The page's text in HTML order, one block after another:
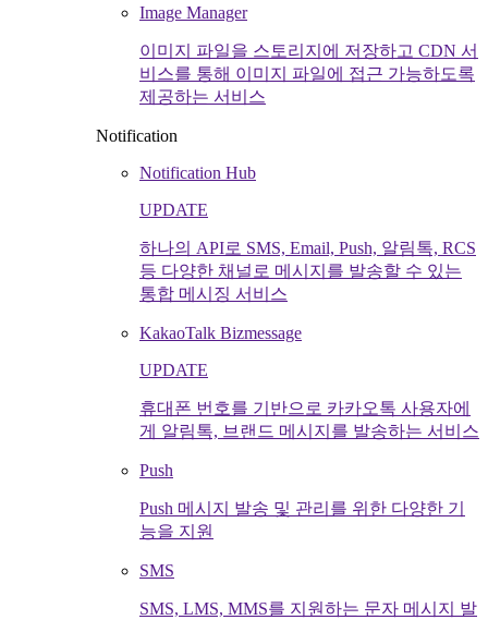
Image Manager
이미지 파일을 스토리지에 저장하고 CDN 서
비스를 통해 이미지 파일에 접근 가능하도록
제공하는 서비스
Notification
Notification Hub
UPDATE
하나의 API로 SMS, Email, Push, 알림톡, RCS
등 다양한 채널로 메시지를 발송할 수 있는
통합 메시징 서비스
KakaoTalk Bizmessage
UPDATE
휴대폰 번호를 기반으로 카카오톡 사용자에
게 알림톡, 브랜드 메시지를 발송하는 서비스
Push
Push 메시지 발송 및 관리를 위한 다양한 기
능을 지원
SMS
SMS, LMS, MMS를 지원하는 문자 메시지 발